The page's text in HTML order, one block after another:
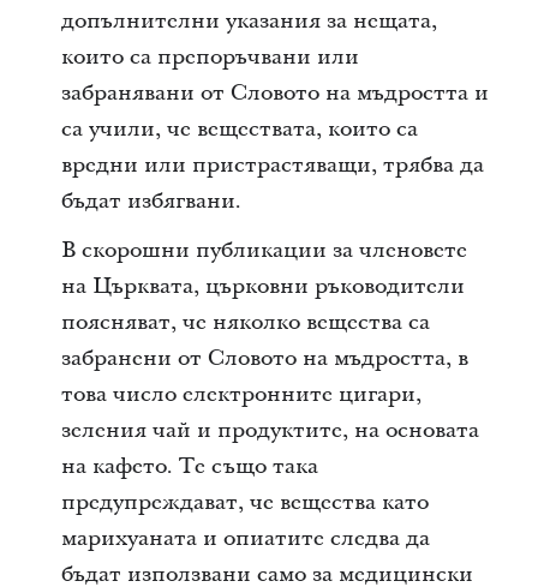
допълнителни указания за нещата,
които са препоръчвани или
забранявани от Словото на мъдростта и
са учили, че веществата, които са
вредни или пристрастяващи, трябва да
бъдат избягвани.
В скорошни публикации за членовете
на Църквата, църковни ръководители
поясняват, че няколко вещества са
забранени от Словото на мъдростта, в
това число електронните цигари,
зеления чай и продуктите, на основата
на кафето. Те също така
предупреждават, че вещества като
марихуаната и опиатите следва да
бъдат използвани само за медицински